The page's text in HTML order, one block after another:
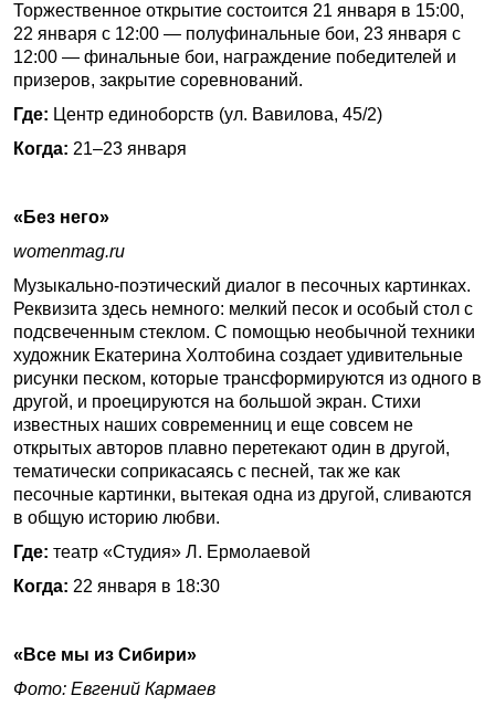
Торжественное открытие состоится 21 января в 15:00,
22 января с 12:00 — полуфинальные бои, 23 января с
12:00 — финальные бои, награждение победителей и
призеров, закрытие соревнований.
Где: Центр единоборств (ул. Вавилова, 45/2)
Когда: 21–23 января
«Без него»
womenmag.ru
Музыкально-поэтический диалог в песочных картинках.
Реквизита здесь немного: мелкий песок и особый стол с
подсвеченным стеклом. С помощью необычной техники
художник Екатерина Холтобина создает удивительные
рисунки песком, которые трансформируются из одного в
другой, и проецируются на большой экран. Стихи
известных наших современниц и еще совсем не
открытых авторов плавно перетекают один в другой,
тематически соприкасаясь с песней, так же как
песочные картинки, вытекая одна из другой, сливаются
в общую историю любви.
Где: театр «Студия» Л. Ермолаевой
Когда: 22 января в 18:30
«Все мы из Сибири»
Фото: Евгений Кармаев